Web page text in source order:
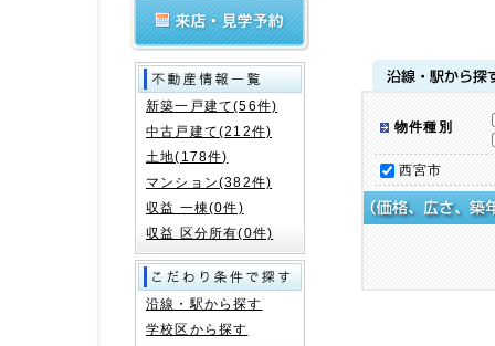
物件種別
西宮市
新築一戸建て(56件)
中古戸建て(212件)
土地(178件)
マンション(382件)
収益 一棟(0件)
収益 区分所有(0件)
沿線・駅から探す
学校区から探す